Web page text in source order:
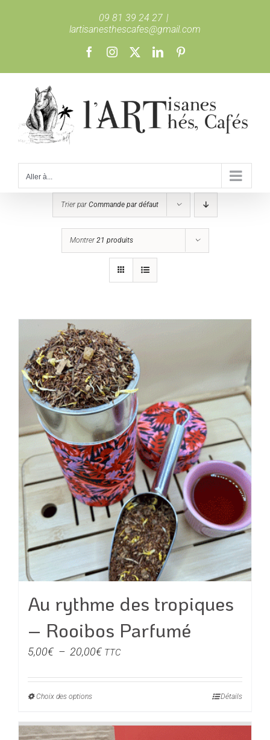
09 81 39 24 27 |
lartisanesthescafes@gmail.com
FacebookInstagram LinkedIn
Aller à...
Trier parCommande par défaut
Montrer21 produits
Au rythme des tropiques
– Rooibos Parfumé
5,00€ – 20,00€Plage
prix :
20,00€
TTC
Choix des optionsCe
a
Détails